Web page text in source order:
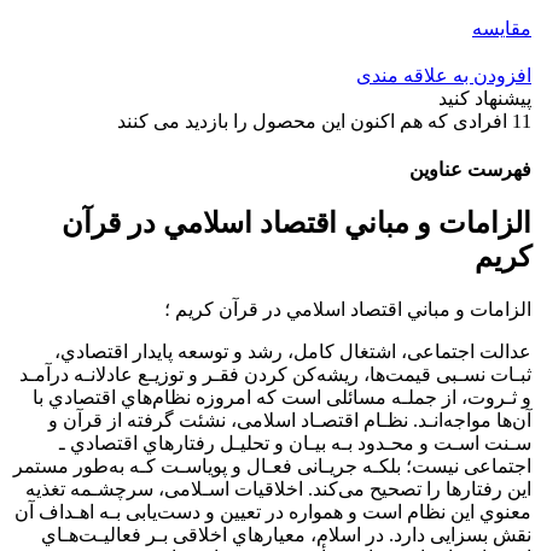
مقایسه
افزودن به علاقه مندی
پیشنهاد کنید
11 افرادی که هم اکنون این محصول را بازدید می کنند
فهرست عناوین
الزامات و مباني اقتصاد اسلامي در قرآن
كريم
الزامات و مباني اقتصاد اسلامي در قرآن كريم ؛
ﻋﺪاﻟﺖ اﺟﺘﻤﺎﻋﻰ، اﺷﺘﻐﺎل ﻛﺎﻣﻞ، رﺷﺪ و ﺗﻮﺳﻌﻪ ﭘﺎﻳﺪار اﻗﺘﺼﺎدي،
ﺛﺒـﺎت ﻧﺴـﺒﻰ ﻗﻴﻤﺖﻫﺎ، رﻳﺸﻪﻛﻦ ﻛﺮدن ﻓﻘـﺮ و ﺗﻮزﻳـﻊ ﻋﺎدﻻﻧـﻪ درآﻣـﺪ
و ﺛـﺮوت، از ﺟﻤﻠـﻪ ﻣﺴﺎﺋﻠﻰ اﺳﺖ ﻛﻪ اﻣﺮوزه ﻧﻈﺎمﻫﺎي اﻗﺘﺼﺎدي ﺑﺎ
آنﻫﺎ ﻣﻮاﺟﻪاﻧـﺪ. ﻧﻈـﺎم اﻗﺘﺼـﺎد اﺳﻼﻣﻰ، ﻧﺸﺌﺖ ﮔﺮﻓﺘﻪ از ﻗﺮآن و
ﺳـﻨﺖ اﺳـﺖ و ﻣﺤـﺪود ﺑـﻪ ﺑﻴـﺎن و ﺗﺤﻠﻴـﻞ رﻓﺘﺎرﻫﺎي اﻗﺘﺼﺎدي ـ
اﺟﺘﻤﺎﻋﻰ ﻧﻴﺴﺖ؛ ﺑﻠﻜـﻪ ﺟﺮﻳـﺎﻧﻰ ﻓﻌـﺎل و ﭘﻮﻳﺎﺳـﺖ ﻛـﻪ ﺑﻪﻃﻮر ﻣﺴﺘﻤﺮ
اﻳﻦ رﻓﺘﺎرﻫﺎ را ﺗﺼﺤﻴﺢ ﻣﻰﻛﻨﺪ. اﺧﻼﻗﻴﺎت اﺳـﻼﻣﻰ، ﺳﺮﭼﺸـﻤﻪ ﺗﻐﺬﻳﻪ
ﻣﻌﻨﻮي اﻳﻦ ﻧﻈﺎم اﺳﺖ و ﻫﻤﻮاره در ﺗﻌﻴﻴﻦ و دﺳﺖﻳﺎﺑﻰ ﺑـﻪ اﻫـﺪاف آن
ﻧﻘﺶ ﺑﺴﺰاﻳﻰ دارد. در اﺳﻼم، ﻣﻌﻴﺎرﻫﺎي اﺧﻼﻗﻰ ﺑـﺮ ﻓﻌﺎﻟﻴـﺖﻫـﺎي